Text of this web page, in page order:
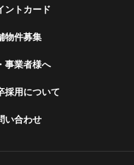
ントカード
物件募集
事業者様へ
採用について
い合わせ